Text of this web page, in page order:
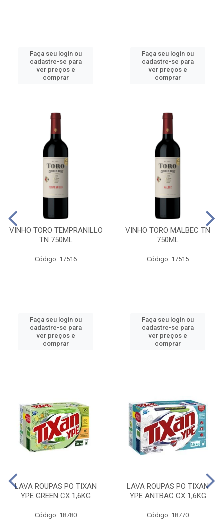
Faça seu login ou
cadastre-se para
ver preços e
comprar
Faça seu login ou
cadastre-se para
ver preços e
comprar
VINHO TORO TEMPRANILLO
TN 750ML
Código: 17516
Faça seu login ou
cadastre-se para
ver preços e
comprar
VINHO TORO MALBEC TN
750ML
Código: 17515
Faça seu login ou
cadastre-se para
ver preços e
comprar
LAVA ROUPAS PO TIXAN
YPE GREEN CX 1,6KG
Código: 18780
LAVA ROUPAS PO TIXAN
YPE ANTBAC CX 1,6KG
Código: 18770